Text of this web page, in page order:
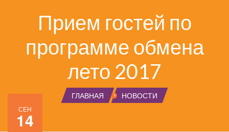
Прием гостей по
программе обмена
лето 2017
ГЛАВНАЯ НОВОСТИ
СЕН
14